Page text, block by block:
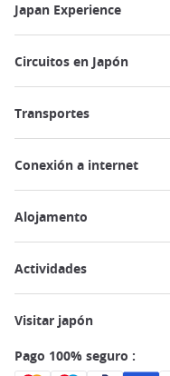
Japan Experience
Circuitos en Japón
Transportes
Conexión a internet
Alojamento
Actividades
Visitar japón
Pago 100% seguro :